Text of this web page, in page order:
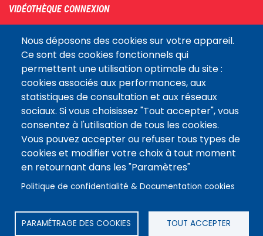
Nous déposons des cookies sur votre appareil.
Ce sont des cookies fonctionnels qui
permettent une utilisation optimale du site :
cookies associés aux performances, aux
statistiques de consultation et aux réseaux
sociaux. Si vous choisissez "Tout accepter", vous
consentez à l'utilisation de tous les cookies.
Vous pouvez accepter ou refuser tous types de
cookies et modifier votre choix à tout moment
en retournant dans les "Paramètres"
Politique de confidentialité & Documentation cookies
PARAMÉTRAGE DES COOKIES TOUT ACCEPTER
VIDÉOTHÈQUE CONNEXION
COOKIES
Assemblée
nationaleLE SITE DE L’ASSEMBLÉE NATIONALE
Suivez-nous